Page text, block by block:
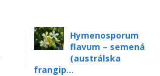
Hymenosporum
flavum – semená
(austrálska
frangip...